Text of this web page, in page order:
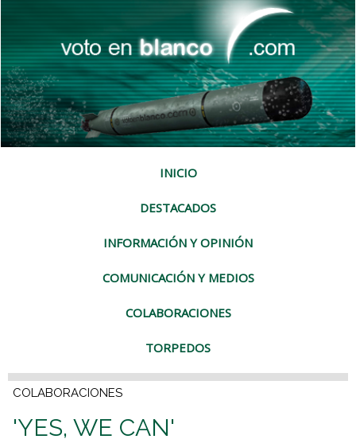
INICIO
DESTACADOS
INFORMACIÓN Y OPINIÓN
COMUNICACIÓN Y MEDIOS
COLABORACIONES
TORPEDOS
COLABORACIONES
'YES, WE CAN'